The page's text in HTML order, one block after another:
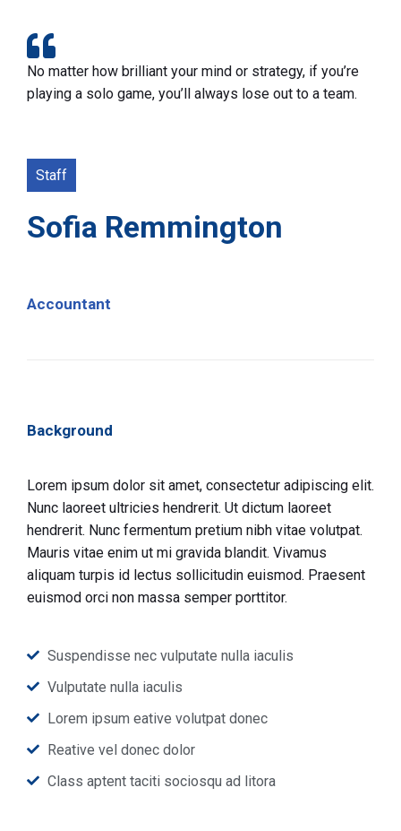
Staff
Sofia Remmington
Accountant
Background
Lorem ipsum dolor sit amet, consectetur adipiscing elit.
Nunc laoreet ultricies hendrerit. Ut dictum laoreet
hendrerit. Nunc fermentum pretium nibh vitae volutpat.
Mauris vitae enim ut mi gravida blandit. Vivamus
aliquam turpis id lectus sollicitudin euismod. Praesent
euismod orci non massa semper porttitor.
Suspendisse nec vulputate nulla iaculis
Vulputate nulla iaculis
Lorem ipsum eative volutpat donec
Reative vel donec dolor
Class aptent taciti sociosqu ad litora
No matter how brilliant your mind or strategy, if you’re
playing a solo game, you’ll always lose out to a team.